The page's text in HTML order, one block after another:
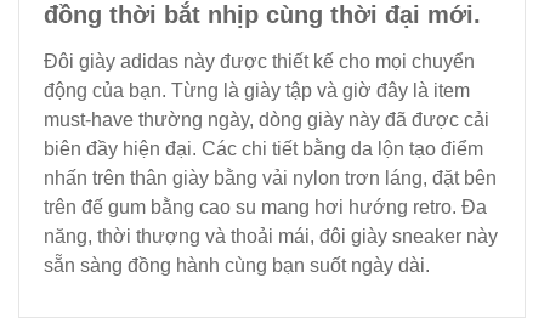
đồng thời bắt nhịp cùng thời đại mới.
Đôi giày adidas này được thiết kế cho mọi chuyển
động của bạn. Từng là giày tập và giờ đây là item
must-have thường ngày, dòng giày này đã được cải
biên đầy hiện đại. Các chi tiết bằng da lộn tạo điểm
nhấn trên thân giày bằng vải nylon trơn láng, đặt bên
trên đế gum bằng cao su mang hơi hướng retro. Đa
năng, thời thượng và thoải mái, đôi giày sneaker này
sẵn sàng đồng hành cùng bạn suốt ngày dài.